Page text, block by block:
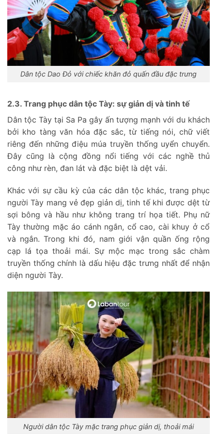
Dân tộc Dao Đỏ với chiếc khăn đỏ quấn đầu đặc trưng
2.3. Trang phục dân tộc Tày: sự giản dị và tinh tế
Dân tộc Tày tại Sa Pa gây ấn tượng mạnh với du khách
bởi kho tàng văn hóa đặc sắc, từ tiếng nói, chữ viết
riêng đến những điệu múa truyền thống uyển chuyển.
Đây cũng là cộng đồng nổi tiếng với các nghề thủ
công như rèn, đan lát và đặc biệt là dệt vải.
Khác với sự cầu kỳ của các dân tộc khác, trang phục
người Tày mang vẻ đẹp giản dị, tinh tế khi được dệt từ
sợi bông và hầu như không trang trí họa tiết. Phụ nữ
Tày thường mặc áo cánh ngắn, cổ cao, cài khuy ở cổ
và ngắn. Trong khi đó, nam giới vận quần ống rộng
cạp lá tọa thoải mái. Sự mộc mạc trong sắc chàm
truyền thống chính là dấu hiệu đặc trưng nhất để nhận
diện người Tày.
Người dân tộc Tày mặc trang phục giản dị, thoải mái